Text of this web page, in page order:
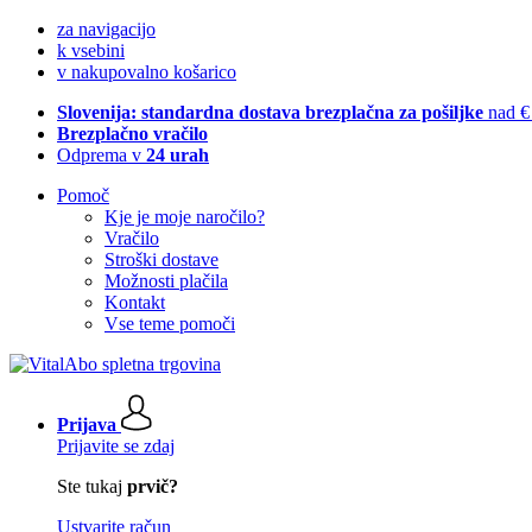
za navigacijo
k vsebini
v nakupovalno košarico
Slovenija: standardna dostava brezplačna za pošiljke nad
Brezplačno vračilo
Odprema v 24 urah
Pomoč
Kje je moje naročilo?
Vračilo
Stroški dostave
Možnosti plačila
Kontakt
Vse teme pomoči
Prijava
Prijavite se zdaj
Ste tukaj prvič?
Ustvarite račun